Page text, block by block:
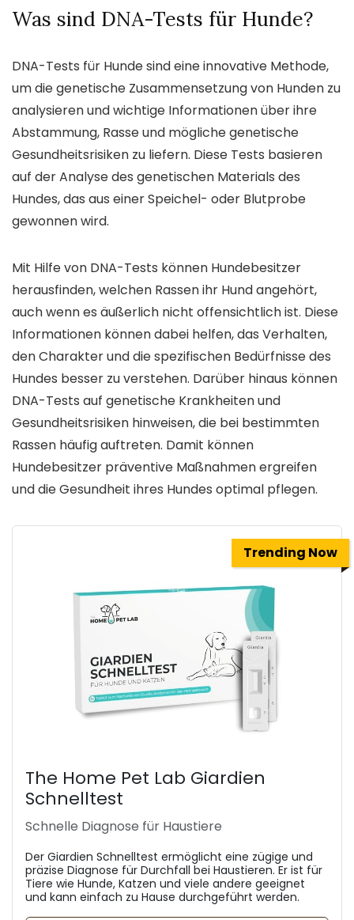
Was sind DNA-Tests für Hunde?
DNA-Tests für Hunde sind eine innovative Methode,
um die genetische Zusammensetzung von Hunden zu
analysieren und wichtige Informationen über ihre
Abstammung, Rasse und mögliche genetische
Gesundheitsrisiken zu liefern. Diese Tests basieren
auf der Analyse des genetischen Materials des
Hundes, das aus einer Speichel- oder Blutprobe
gewonnen wird.
Mit Hilfe von DNA-Tests können Hundebesitzer
herausfinden, welchen Rassen ihr Hund angehört,
auch wenn es äußerlich nicht offensichtlich ist. Diese
Informationen können dabei helfen, das Verhalten,
den Charakter und die spezifischen Bedürfnisse des
Hundes besser zu verstehen. Darüber hinaus können
DNA-Tests auf genetische Krankheiten und
Gesundheitsrisiken hinweisen, die bei bestimmten
Rassen häufig auftreten. Damit können
Hundebesitzer präventive Maßnahmen ergreifen
und die Gesundheit ihres Hundes optimal pflegen.
Trending Now
The Home Pet Lab Giardien
Schnelltest
Schnelle Diagnose für Haustiere
Der Giardien Schnelltest ermöglicht eine zügige und
präzise Diagnose für Durchfall bei Haustieren. Er ist für
Tiere wie Hunde, Katzen und viele andere geeignet
und kann einfach zu Hause durchgeführt werden.